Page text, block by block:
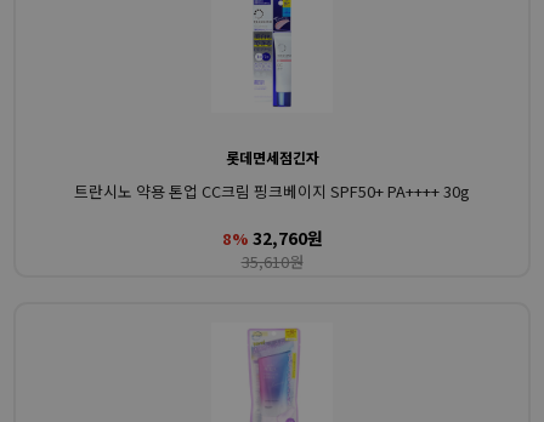
롯데면세점긴자
트란시노 약용 톤업 CC크림 핑크베이지 SPF50+ PA++++ 30g
8% 32,760원
35,610원